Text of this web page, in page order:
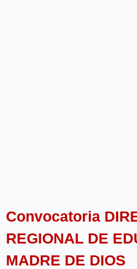
Convocatoria
REGIONAL DE
MADRE DE DIOS